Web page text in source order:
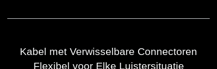
Kabel met Verwisselbare Connectoren
Flexibel voor Elke Luistersituatie